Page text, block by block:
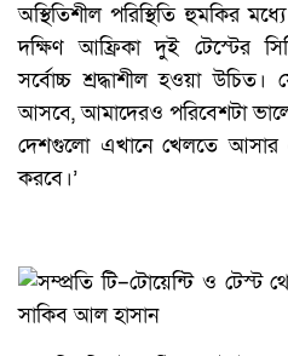
অস্থিতিশীল পরিস্থিতি হুমকির
দক্ষিণ আফ্রিকা দুই টেস্টের
সর্বোচ্চ শ্রদ্ধাশীল হওয়া
আসবে, আমাদেরও পরিবেশটা
দেশগুলো এখানে খেলতে আসার
করবে।’